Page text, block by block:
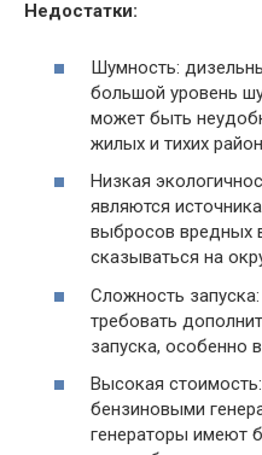
Недостатки:
Шумность:
большой уровень
может быть
жилых и тихих
Низкая
являются
выбросов вредных
сказываться на
Сложность
требовать
запуска, особенно
Высокая
бензиновыми
генераторы имеют